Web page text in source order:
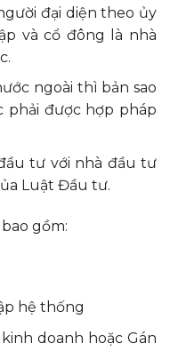
đại diện theo ủy
và cổ đông là nhà
ngoài thì bản sao
phải được hợp pháp
tư với nhà đầu tư
Luật Đầu tư.
gồm:
hệ thống
doanh hoặc Gán